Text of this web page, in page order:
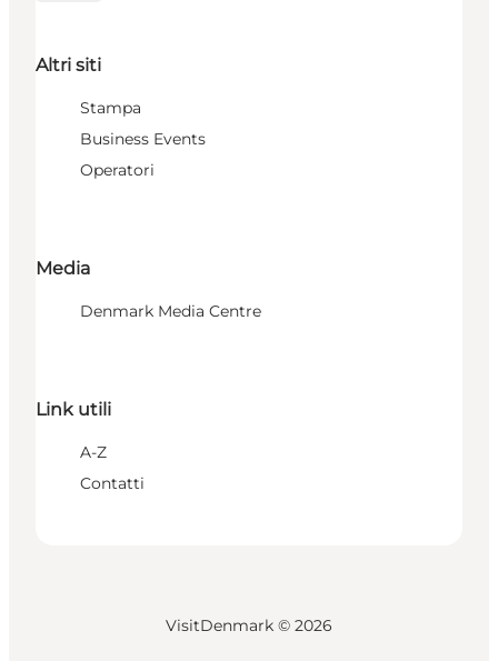
Altri siti
Stampa
Business Events
Operatori
Media
Denmark Media Centre
Link utili
A-Z
Contatti
VisitDenmark © 2026